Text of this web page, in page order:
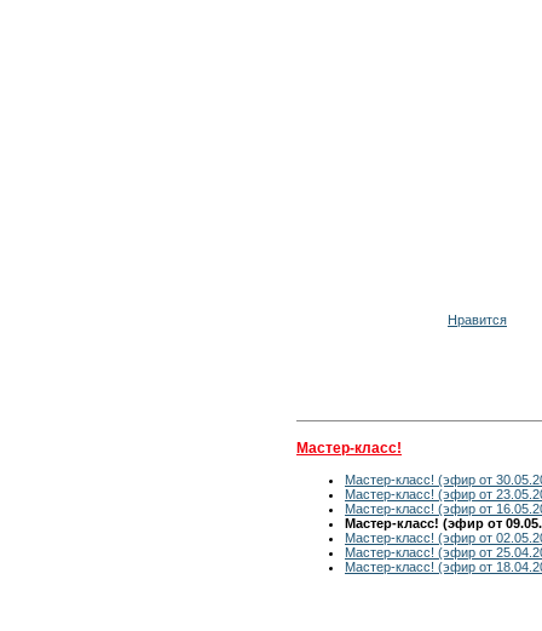
Нравится
Мастер-класс!
Мастер-класс! (эфир от
Мастер-класс! (эфир от
Мастер-класс! (эфир от
Мастер-класс! (эфир от
Мастер-класс! (эфир от
Мастер-класс! (эфир от
Мастер-класс! (эфир от